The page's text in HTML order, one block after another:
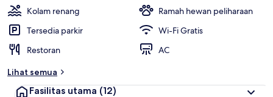
i
Kolam renang
Ramah hewan peliharaan
Tersedia parkir
Wi-Fi Gratis
Restoran
AC
Lihat semua
Fasilitas utama (12)